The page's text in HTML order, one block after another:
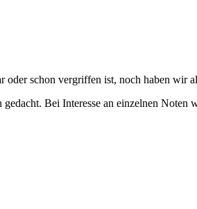
oder schon vergriffen ist, noch haben wir
Bei Interesse an einzelnen Noten